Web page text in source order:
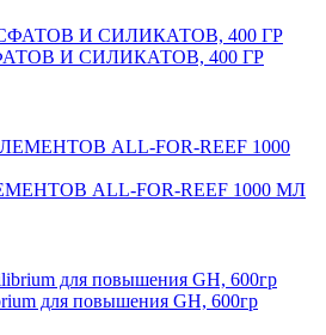
И СИЛИКАТОВ, 400 ГР
ALL-FOR-REEF 1000 МЛ
для повышения GH, 600гр